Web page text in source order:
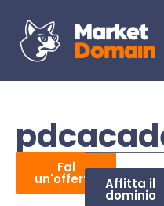
Fai
un'offerta Affitta il
dominio